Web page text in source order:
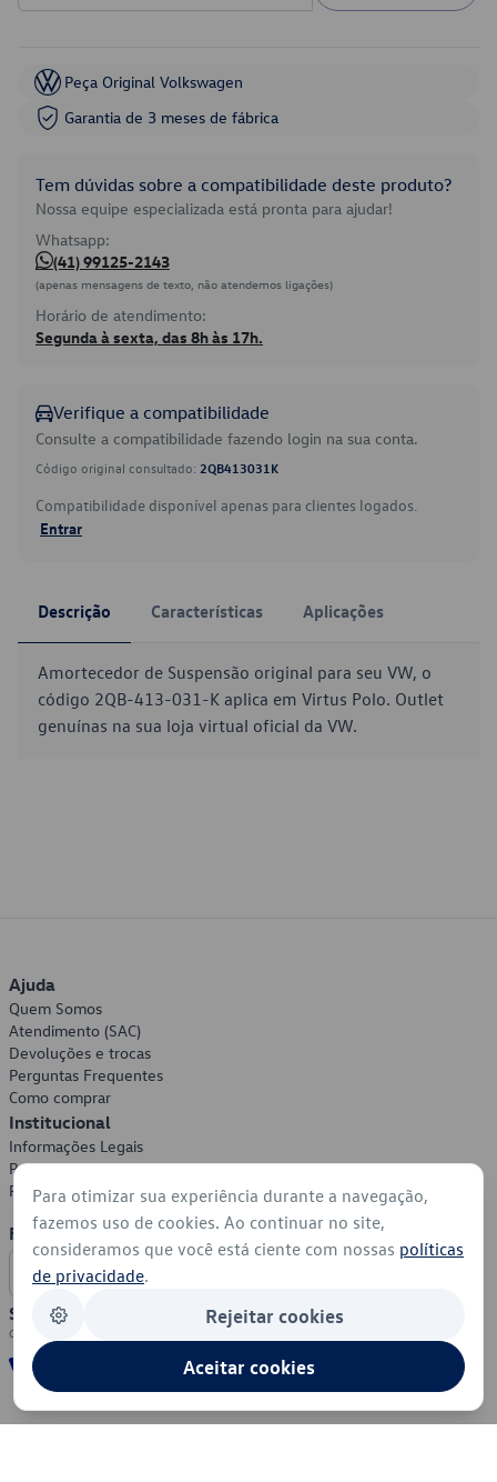
Peça Original Volkswagen
Garantia de 3 meses de fábrica
Tem dúvidas sobre a compatibilidade deste produto?
Nossa equipe especializada está pronta para ajudar!
Whatsapp:
(41) 99125-2143
(apenas mensagens de texto, não atendemos ligações)
Horário de atendimento:
Segunda à sexta, das 8h às 17h.
Verifique a compatibilidade
Consulte a compatibilidade fazendo login na sua conta.
Código original consultado: 2QB413031K
Compatibilidade disponível apenas para clientes logados.
Entrar
Descrição Características Aplicações
Amortecedor de Suspensão original para seu VW, o
código 2QB-413-031-K aplica em Virtus Polo. Outlet
genuínas na sua loja virtual oficial da VW.
Ajuda
Quem Somos
Atendimento (SAC)
Devoluções e trocas
Perguntas Frequentes
Como comprar
Institucional
Informações Legais
Política de Privacidade
Política de Cookies
Formas de Pagamento
Segurança
Para otimizar sua experiência durante a navegação,
fazemos uso de cookies. Ao continuar no site,
consideramos que você está ciente com nossas políticas
de privacidade.
Rejeitar cookies
Aceitar cookies